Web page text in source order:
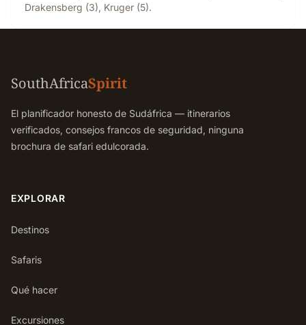
Drakensberg (3), Kruger (5).
SouthAfricaSpirit
El planificador honesto de Sudáfrica — itinerarios
verificados, consejos francos de seguridad, ninguna
brochura de safari edulcorada.
EXPLORAR
Destinos
Safaris
Qué hacer
Excursiones